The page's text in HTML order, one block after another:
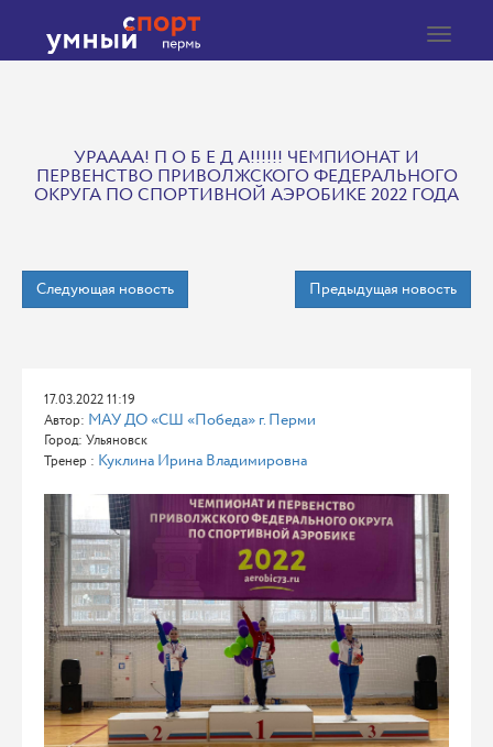
Toggle
УРАААА! П О Б Е Д А!!!!!! ЧЕМПИОНАТ И
ПЕРВЕНСТВО ПРИВОЛЖСКОГО ФЕДЕРАЛЬНОГО
ОКРУГА ПО СПОРТИВНОЙ АЭРОБИКЕ 2022 ГОДА
Следующая новость Предыдущая новость
17.03.2022 11:19
Автор: МАУ ДО «СШ «Победа» г. Перми
Город: Ульяновск
Тренер : Куклина Ирина Владимировна